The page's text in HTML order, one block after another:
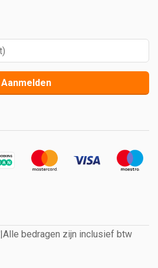
Aanmelden
|Alle bedragen zijn inclusief btw